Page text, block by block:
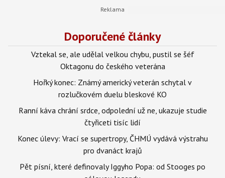
Doporučené články
Vztekal se, ale udělal velkou chybu, pustil se šéf
Oktagonu do českého veterána
Hořký konec: Známý americký veterán schytal v
rozlučkovém duelu bleskové KO
Ranní káva chrání srdce, odpolední už ne, ukazuje studie
čtyřiceti tisíc lidí
Konec úlevy: Vrací se supertropy, ČHMÚ vydává výstrahu
pro dvanáct krajů
Pět písní, které definovaly Iggyho Popa: od Stooges po